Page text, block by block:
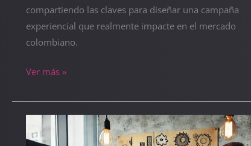
compartiendo las claves para diseñar una campaña
experiencial que realmente impacte en el mercado
colombiano.
Ver más »
Cómo
Resolver